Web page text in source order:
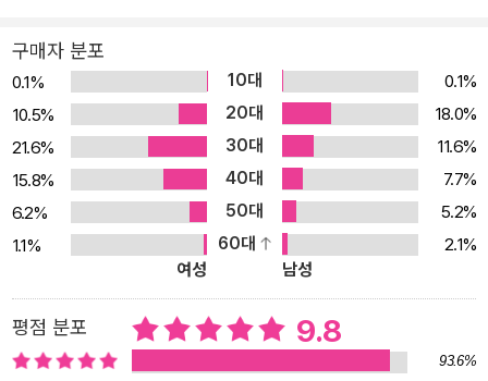
음에 시작하는 묻지마식 투자는 십중팔구 통장 잔고를 말라붙게 만들
기 쉽다. 이제 답답한 마음을 잠깐 멈추고 《미국주식 처음공부》를 활
짝 펼쳐보자. 이 책에는 초보자가 어떻게 투자를 시작하면 좋은지, 미
국주식시장의 특징과 장단점은 무엇인지, 섹터와 1등 기업, ETF와
개별 기업은 물론이고 포트폴리오, 세금과 환율 문제까지 누구나 읽
어도 알기 쉽게 담아내었다. 다른 사람보다 조금 먼저 미국주식투자
를 시작한 평범한 직장인 2030 세대의 저자는 이제 막 미국주식투자
자를 시작하는 2030 독자의 경제적 독립을 열렬히 지지한다. 특히
설명들로 꾸몄다. 《미국주식 처음공부》를 읽다 보면 숲을 보고 나무
를 보듯, 미국주식 전체가 머릿속에 그려질 것이다. 제2의 월급을 만
구매자 분포
0.1% 10대
0.1%
10.5%
20대
18.0%
21.6%
30대
11.6%
15.8%
40대
7.7%
6.2%
50대
5.2%
1.1%
60대
2.1%
여성
남성
평점 분포 9.8
93.6%